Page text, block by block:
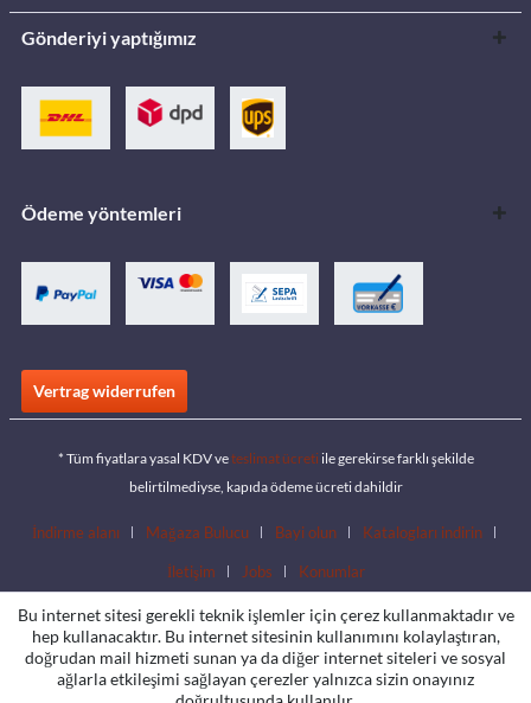
Gönderiyi yaptığımız
Ödeme yöntemleri
Vertrag widerrufen
* Tüm fiyatlara yasal KDV veteslimat ücreti ile gerekirse farklı şekilde
belirtilmediyse, kapıda ödeme ücreti dahildir
İndirme alanı Mağaza Bulucu Bayi olun Katalogları indirin
İletişim Jobs Konumlar
Bu internet sitesi gerekli teknik işlemler için çerez kullanmaktadır ve
hep kullanacaktır. Bu internet sitesinin kullanımını kolaylaştıran,
doğrudan mail hizmeti sunan ya da diğer internet siteleri ve sosyal
ağlarla etkileşimi sağlayan çerezler yalnızca sizin onayınız